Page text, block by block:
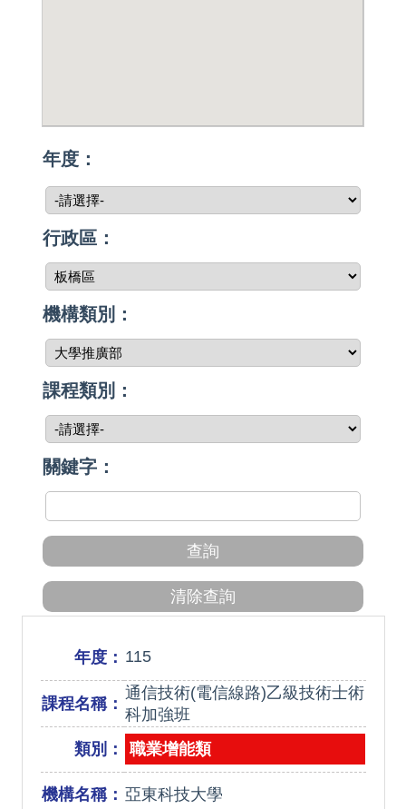
年度：
行政區：
機構類別：
課程類別：
關鍵字：
年度： 115
課程名稱：
通信技術(電信線路)乙級技術士術
科加強班
類別：
職業增能類
機構名稱： 亞東科技大學